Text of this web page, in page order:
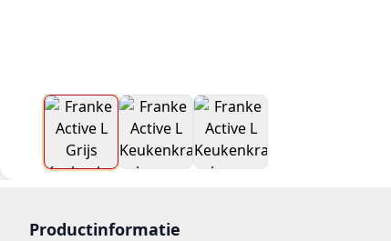
Productinformatie